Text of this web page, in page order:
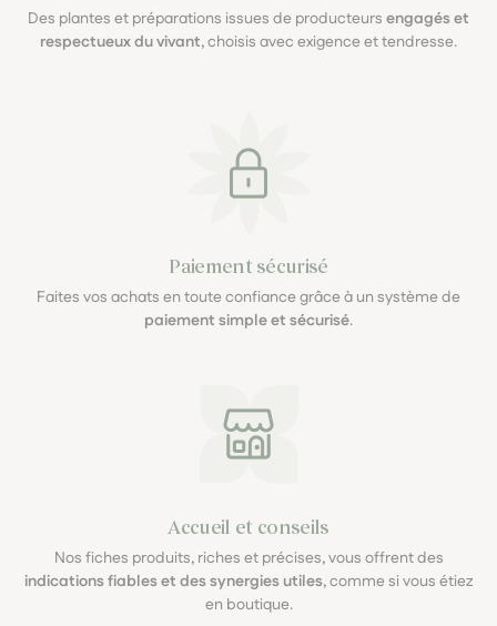
Des plantes et préparations issues de producteurs engagés et
respectueux du vivant, choisis avec exigence et tendresse.
Paiement sécurisé
Faites vos achats en toute confiance grâce à un système de
paiement simple et sécurisé.
Accueil et conseils
Nos fiches produits, riches et précises, vous offrent des
indications fiables et des synergies utiles, comme si vous étiez
en boutique.